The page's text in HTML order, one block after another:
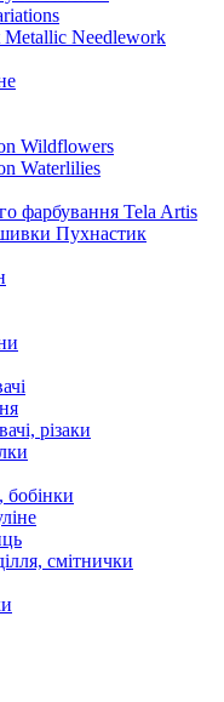
Needlework
Wildflowers
Waterlilies
фарбування Tela Artis
Пухнастик
різаки
смітнички